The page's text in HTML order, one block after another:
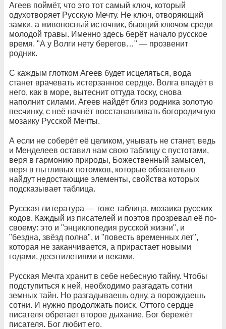
Агеев поймёт, что это тот самый ключ, который
одухотворяет Русскую Мечту. Не ключ, отворяющий
замки, а живоносный источник, бьющий ключом среди
молодой травы. Именно здесь берёт начало русское
время. "А у Волги нету берегов…" — прозвенит
родник.
С каждым глотком Агеев будет исцеляться, вода
станет врачевать истерзанное сердце. Волга впадёт в
него, как в море, вытеснит оттуда тоску, снова
наполнит силами. Агеев найдёт близ родника золотую
песчинку, с неё начнёт восстанавливать богородичную
мозаику Русской Мечты.
А если не соберёт её целиком, унывать не станет, ведь
и Менделеев оставил нам свою таблицу с пустотами,
веря в гармонию природы, Божественный замысел,
веря в пытливых потомков, которые обязательно
найдут недостающие элементы, свойства которых
подсказывает таблица.
Русская литература — тоже таблица, мозаика русских
кодов. Каждый из писателей и поэтов прозревал её по-
своему: это и "энциклопедия русской жизни", и
"бездна, звёзд полна", и "повесть временных лет",
которая не заканчивается, а прирастает новыми
годами, десятилетиями и веками.
Русская Мечта хранит в себе небесную тайну. Чтобы
подступиться к ней, необходимо разгадать сотни
земных тайн. Но разгадываешь одну, а порождаешь
сотни. И нужно продолжать поиск. Оттого сердце
писателя обретает второе дыхание. Бог бережёт
писателя. Бог любит его.